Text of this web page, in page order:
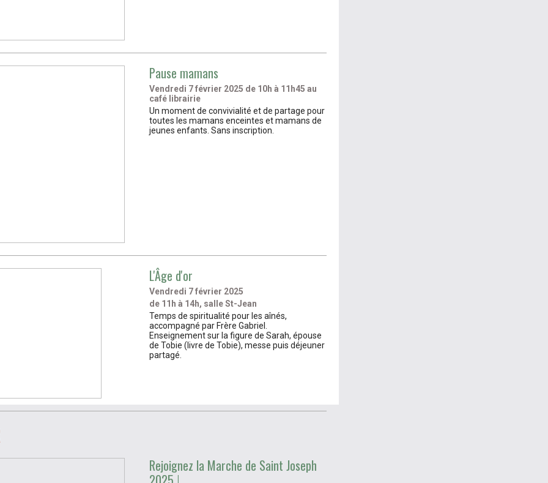
Pause mamans
Vendredi 7février 2025 de 10h à 11h45 au
café librairie
Un moment de convivialité et de partage pour
toutes les mamans enceintes et mamans de
jeunes enfants. Sans inscription.
L'Âge d'or
Vendredi 7février 2025
de 11h à 14h, salle St-Jean
Temps de spiritualité pour les aînés,
accompagné par Frère Gabriel.
Enseignement sur la figure de Sarah, épouse
de Tobie (livre de Tobie), messe puis déjeuner
partagé.
Rejoignez la Marche de Saint Joseph